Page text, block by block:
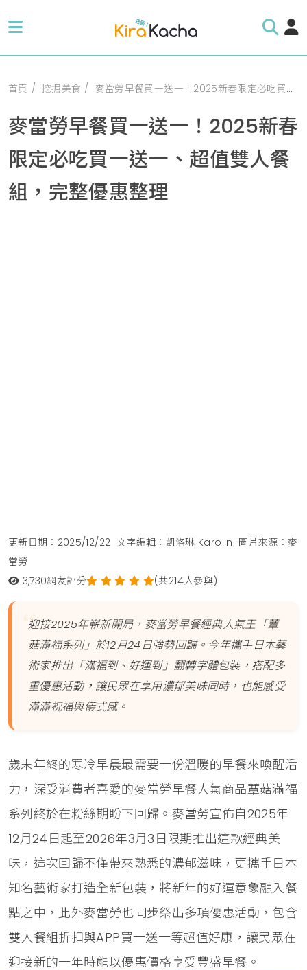
首頁 挖掘美食 麥當勞早餐買一送一！2025新春限定必吃買一送一、超值雙人餐組，完整優惠整理
麥當勞早餐買一送一！2025新春
限定必吃買一送一、超值雙人餐
組，完整優惠整理
更新日期：2025/12/22 文字編輯：凱洛琳 Karolin 圖片來源：麥
當勞
3,730網友評分 (共214人參與)
迎接2025年嶄新開局，麥當勞早餐經典人氣王「蕈
菇滿福系列」於12月24日強勢回歸。今年攜手日本藝
術家推出「滿福到、好運到」翻轉字體包裝，搭配多
重優惠活動，讓民眾在享用濃郁美味同時，也能感受
滿滿祝福與儀式感。
歲末年終的寒冷早晨最需要一份溫暖的早餐來喚醒活
力，深受消費者喜愛的麥當勞早餐人氣商品蕈菇滿福
系列終於在粉絲期盼下回歸。麥當勞宣佈自2025年
12月24日起至2026年3月3日限期推出這款經典美
味，這次回歸不僅帶來熟悉的濃郁滋味，更攜手日本
知名藝術家打造全新包裝，將新年的好運意象融入餐
點之中，此外麥當勞也同步祭出多項優惠活動，包含
雙人餐組折扣與APP買一送一等超值好康，讓民眾在
迎接新的一年時能以優惠價格享受豐盛早餐。